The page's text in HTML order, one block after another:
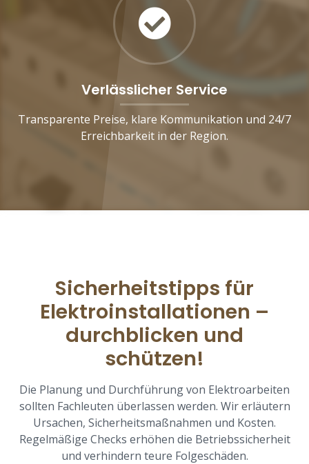
Verlässlicher Service
Transparente Preise, klare Kommunikation und 24/7
Erreichbarkeit in der Region.
Sicherheitstipps für
Elektroinstallationen –
durchblicken und
schützen!
Die Planung und Durchführung von Elektroarbeiten
sollten Fachleuten überlassen werden. Wir erläutern
Ursachen, Sicherheitsmaßnahmen und Kosten.
Regelmäßige Checks erhöhen die Betriebssicherheit
und verhindern teure Folgeschäden.